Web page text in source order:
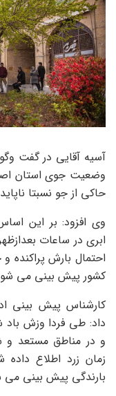
آسیه آقایی در گفت
وضعیت جوی استان
حاکی از جو نسبتا
وی افزود: بر این
ابری در ساعات
احتمال بارش
کشور پیش بینی می
کارشناس پیش بینی
داد: طی فردا وزش باد
و در مناطق مستعد و
بارندگی پیش بینی